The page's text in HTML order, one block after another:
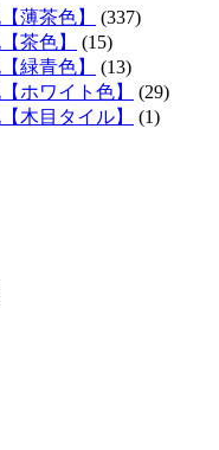
薄茶色】
(337)
茶色】
(15)
緑青色】
(13)
ホワイト色】
(29)
木目タイル】
(1)